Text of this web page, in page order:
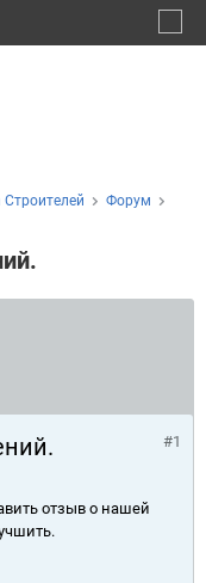
Форум
#1
отзыв о нашей